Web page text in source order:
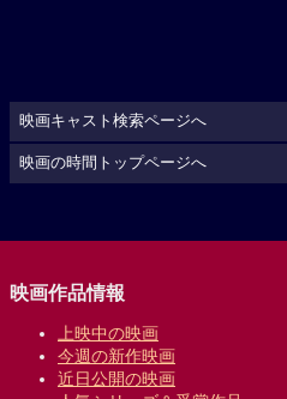
映画キャスト検索ページへ
映画の時間トップページへ
映画作品情報
上映中の映画
今週の新作映画
近日公開の映画